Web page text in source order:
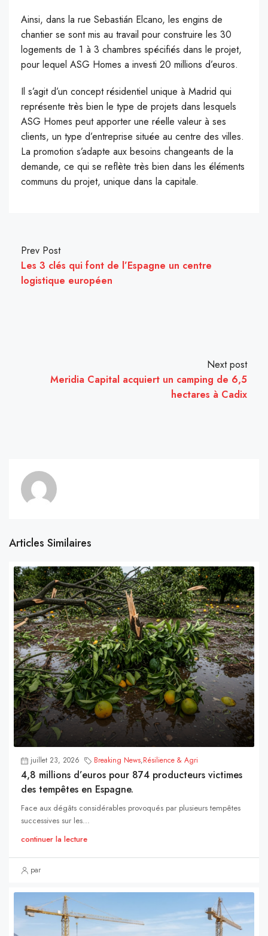
Ainsi, dans la rue Sebastián Elcano, les engins de
chantier se sont mis au travail pour construire les 30
logements de 1 à 3 chambres spécifiés dans le projet,
pour lequel ASG Homes a investi 20 millions d’euros.
Il s’agit d’un concept résidentiel unique à Madrid qui
représente très bien le type de projets dans lesquels
ASG Homes peut apporter une réelle valeur à ses
clients, un type d’entreprise située au centre des villes.
La promotion s’adapte aux besoins changeants de la
demande, ce qui se reflète très bien dans les éléments
communs du projet, unique dans la capitale.
Prev Post
Les 3 clés qui font de l’Espagne un centre
logistique européen
Next post
Meridia Capital acquiert un camping de 6,5
hectares à Cadix
Articles Similaires
juillet 23, 2026 Breaking News,Résilience & Agri
4,8 millions d’euros pour 874 producteurs victimes
des tempêtes en Espagne.
Face aux dégâts considérables provoqués par plusieurs tempêtes
successives sur les...
continuer la lecture
par